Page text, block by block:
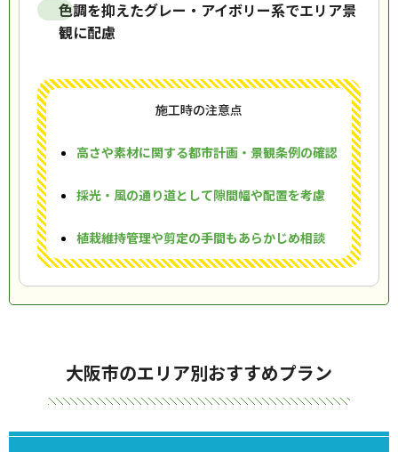
色調を抑えたグレー・アイボリー系でエリア景
観に配慮
施工時の注意点
高さや素材に関する都市計画・景観条例の確認
採光・風の通り道として隙間幅や配置を考慮
植栽維持管理や剪定の手間もあらかじめ相談
大阪市のエリア別おすすめプラン